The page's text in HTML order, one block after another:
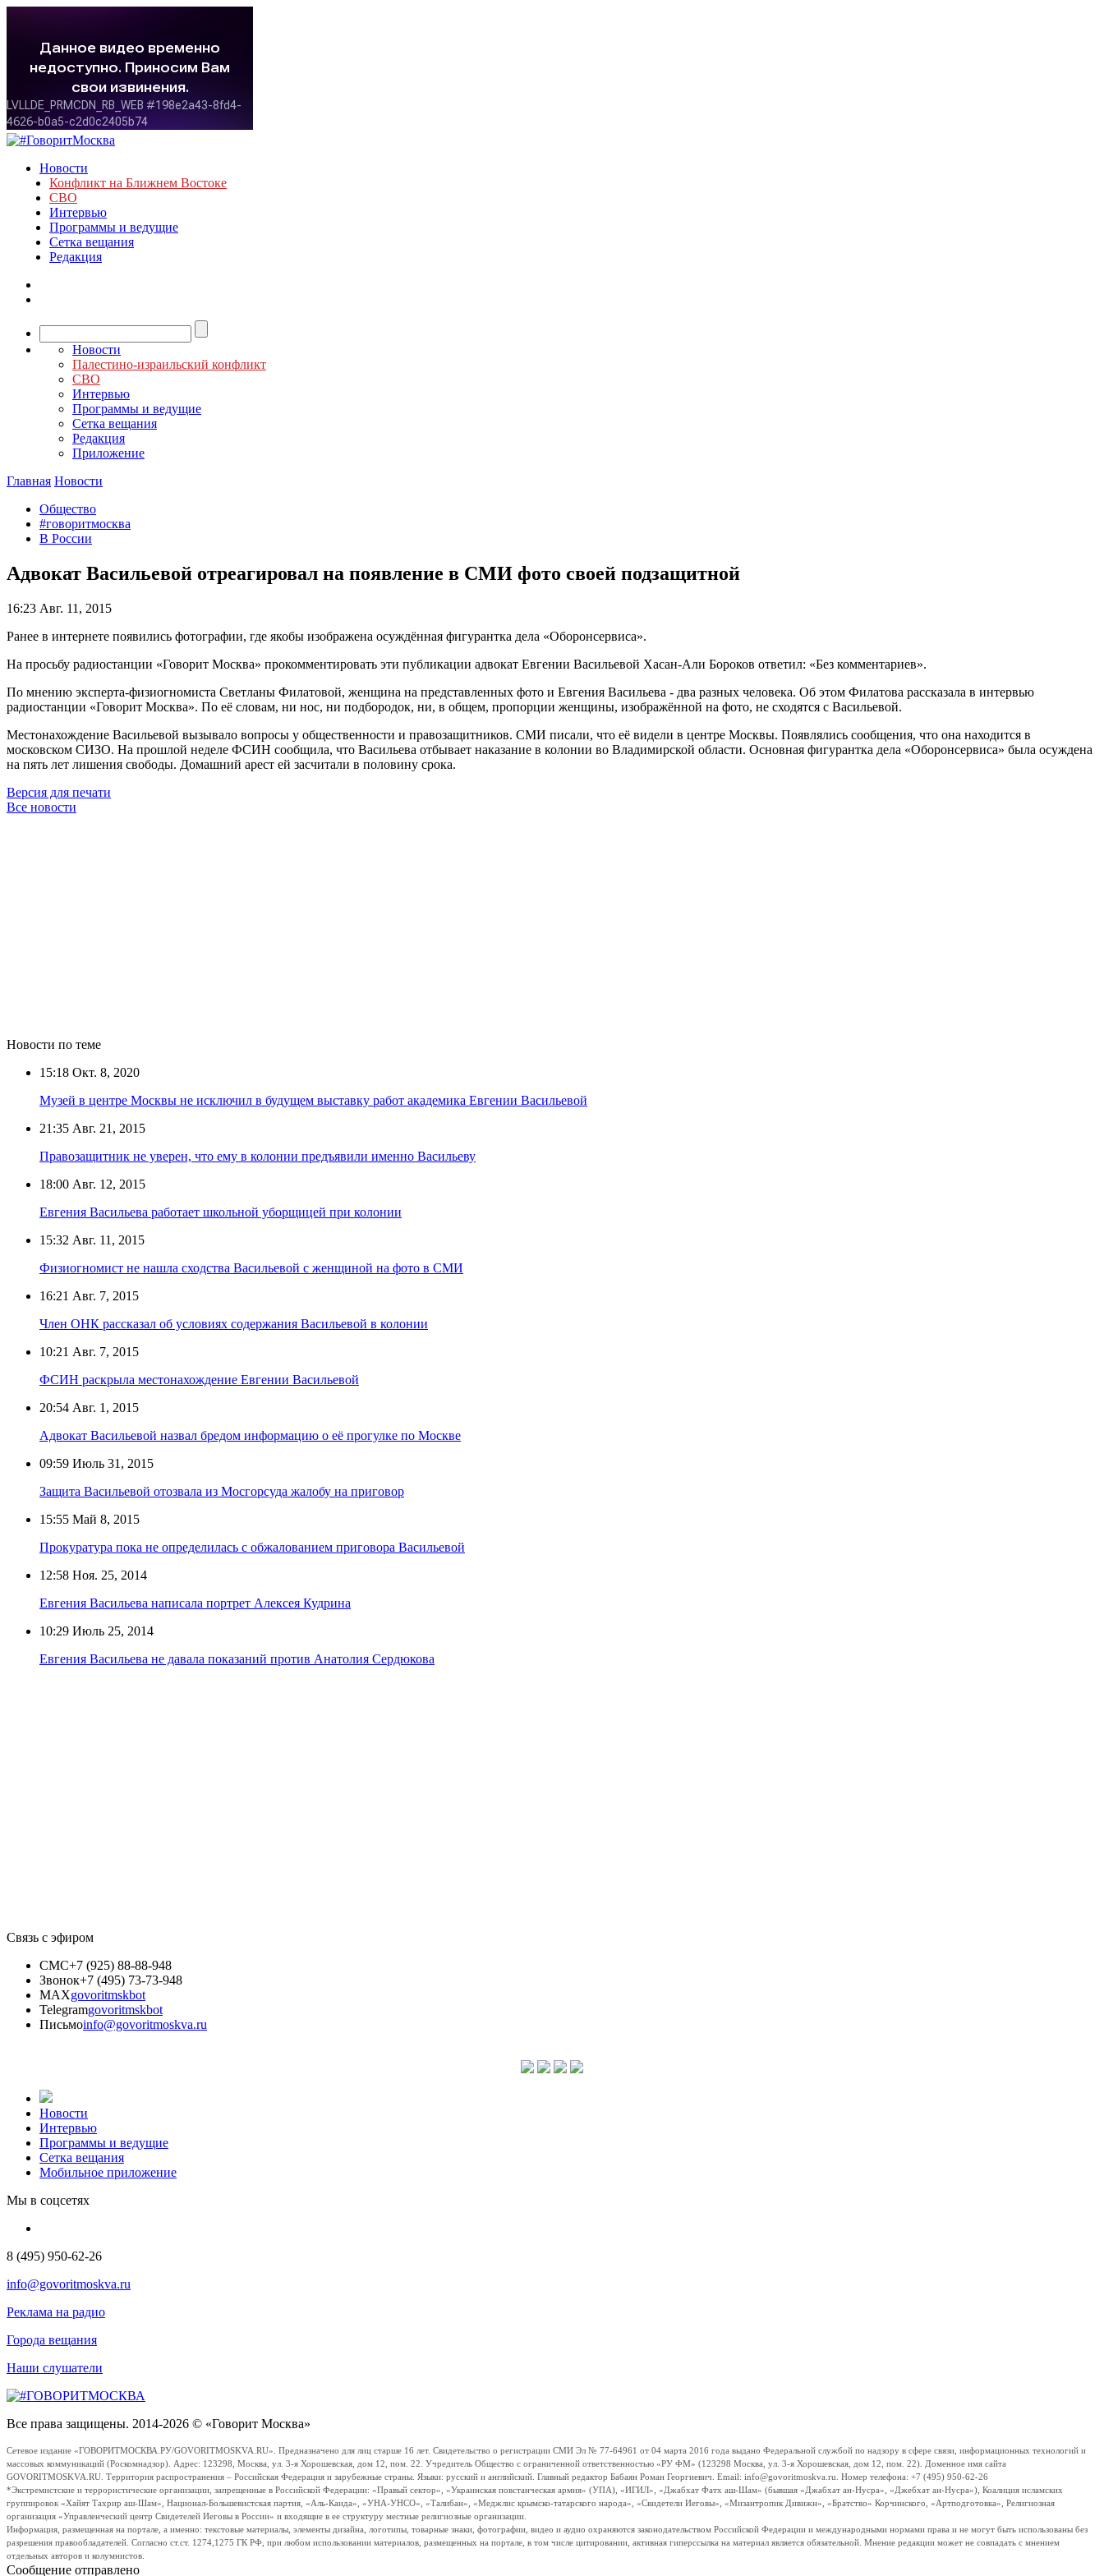
Новости
Конфликт на Ближнем Востоке
СВО
Интервью
Программы и ведущие
Сетка вещания
Редакция
Новости
Палестино-израильский конфликт
СВО
Интервью
Программы и ведущие
Сетка вещания
Редакция
Приложение
Главная Новости
Общество
#говоритмосква
В России
Адвокат Васильевой отреагировал на появление в СМИ фото своей подзащитной
16:23 Авг. 11, 2015
Ранее в интернете появились фотографии, где якобы изображена осуждённая фигурантка дела «Оборонсервиса».
На просьбу радиостанции «Говорит Москва» прокомментировать эти публикации адвокат Евгении Васильевой Хасан-Али Бороков ответил: «Без комментариев».
По мнению эксперта-физиогномиста Светланы Филатовой, женщина на представленных фото и Евгения Васильева - два разных человека. Об этом Филатова рассказала в интервью
радиостанции «Говорит Москва». По её словам, ни нос, ни подбородок, ни, в общем, пропорции женщины, изображённой на фото, не сходятся с Васильевой.
Местонахождение Васильевой вызывало вопросы у общественности и правозащитников. СМИ писали, что её видели в центре Москвы. Появлялись сообщения, что она находится в
московском СИЗО. На прошлой неделе ФСИН сообщила, что Васильева отбывает наказание в колонии во Владимирской области. Основная фигурантка дела «Оборонсервиса» была осуждена
на пять лет лишения свободы. Домашний арест ей засчитали в половину срока.
Версия для печати
Все новости
Новости по теме
15:18 Окт. 8, 2020
Музей в центре Москвы не исключил в будущем выставку работ академика Евгении Васильевой
21:35 Авг. 21, 2015
Правозащитник не уверен, что ему в колонии предъявили именно Васильеву
18:00 Авг. 12, 2015
Евгения Васильева работает школьной уборщицей при колонии
15:32 Авг. 11, 2015
Физиогномист не нашла сходства Васильевой с женщиной на фото в СМИ
16:21 Авг. 7, 2015
Член ОНК рассказал об условиях содержания Васильевой в колонии
10:21 Авг. 7, 2015
ФСИН раскрыла местонахождение Евгении Васильевой
20:54 Авг. 1, 2015
Адвокат Васильевой назвал бредом информацию о её прогулке по Москве
09:59 Июль 31, 2015
Защита Васильевой отозвала из Мосгорсуда жалобу на приговор
15:55 Май 8, 2015
Прокуратура пока не определилась с обжалованием приговора Васильевой
12:58 Ноя. 25, 2014
Евгения Васильева написала портрет Алексея Кудрина
10:29 Июль 25, 2014
Евгения Васильева не давала показаний против Анатолия Сердюкова
Связь с эфиром
СМС+7 (925) 88-88-948
Звонок+7 (495) 73-73-948
MAXgovoritmskbot
Telegramgovoritmskbot
Письмоinfo@govoritmoskva.ru
Новости
Интервью
Программы и ведущие
Сетка вещания
Мобильное приложение
Мы в соцсетях
8 (495) 950-62-26
info@govoritmoskva.ru
Реклама на радио
Города вещания
Наши слушатели
Все права защищены. 2014-2026 © «Говорит Москва»
Сетевое издание «ГОВОРИТМОСКВА.РУ/GOVORITMOSKVA.RU». Предназначено для лиц старше 16 лет. Свидетельство о регистрации СМИ Эл № 77-64961 от 04 марта 2016 года выдано Федеральной службой по надзору в сфере связи, информационных технологий и
массовых коммуникаций (Роскомнадзор). Адрес: 123298, Москва, ул. 3-я Хорошевская, дом 12, пом. 22. Учредитель Общество с ограниченной ответственностью «РУ ФМ» (123298 Москва, ул. 3-я Хорошевская, дом 12, пом. 22). Доменное имя сайта
GOVORITMOSKVA.RU. Территория распространения – Российская Федерация и зарубежные страны. Языки: русский и английский. Главный редактор Бабаян Роман Георгиевич. Email: info@govoritmoskva.ru. Номер телефона: +7 (495) 950-62-26
*Экстремистские и террористические организации, запрещенные в Российской Федерации: «Правый сектор», «Украинская повстанческая армия» (УПА), «ИГИЛ», «Джабхат Фатх аш-Шам» (бывшая «Джабхат ан-Нусра», «Джебхат ан-Нусра»), Коалиция исламских
группировок «Хайят Тахрир аш-Шам», Национал-Большевистская партия, «Аль-Каида», «УНА-УНСО», «Талибан», «Меджлис крымско-татарского народа», «Свидетели Иеговы», «Мизантропик Дивижн», «Братство» Корчинского, «Артподготовка», Религиозная
организация «Управленческий центр Свидетелей Иеговы в России» и входящие в ее структуру местные религиозные организации.
Информация, размещенная на портале, а именно: текстовые материалы, элементы дизайна, логотипы, товарные знаки, фотографии, видео и аудио охраняются законодательством Российской Федерации и международными нормами права и не могут быть использованы без
разрешения правообладателей. Согласно ст.ст. 1274,1275 ГК РФ, при любом использовании материалов, размещенных на портале, в том числе цитировании, активная гиперссылка на материал является обязательной. Мнение редакции может не совпадать с мнением
отдельных авторов и колумнистов.
Сообщение отправлено